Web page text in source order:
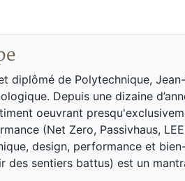
diplômé de Polytechnique,
Depuis une dizaine
oeuvrant
(Net Zero, Passivhaus,
design, performance et
sentiers battus) est un